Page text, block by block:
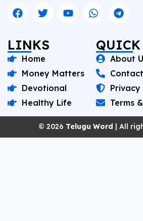
LINKS
Home
Money Matters
Devotional
Healthy Life
About
Privacy
Terms
© 2026 Telugu Word | All